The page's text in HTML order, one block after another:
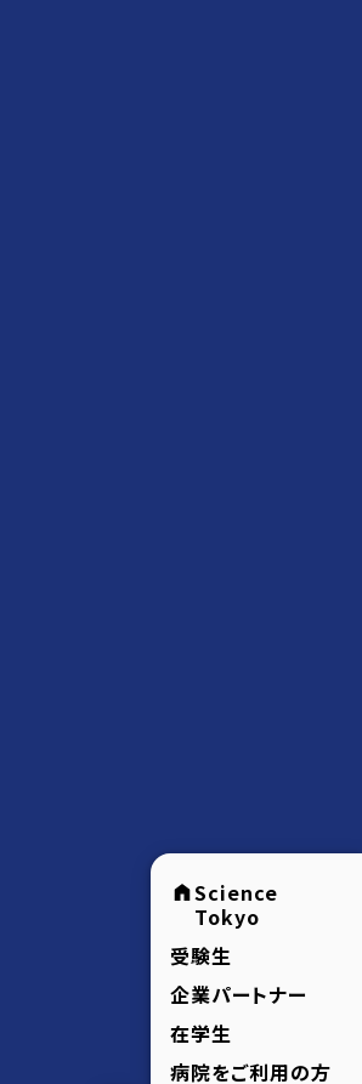
Science
Tokyo
受験生
企業パートナー
在学生
病院をご利用の方